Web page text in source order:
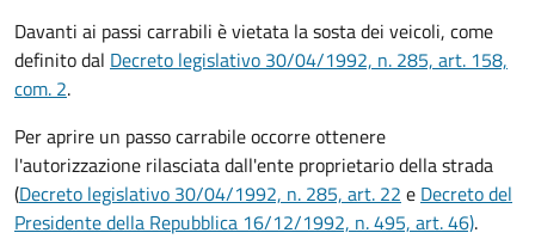
Davanti ai passi carrabili è vietata la sosta dei veicoli, come
definito dal Decreto legislativo 30/04/1992, n. 285, art. 158,
com. 2.
Per aprire un passo carrabile occorre ottenere
l'autorizzazione rilasciata dall'ente proprietario della strada
(Decreto legislativo 30/04/1992, n. 285, art. 22 e Decreto del
Presidente della Repubblica 16/12/1992, n. 495, art. 46).